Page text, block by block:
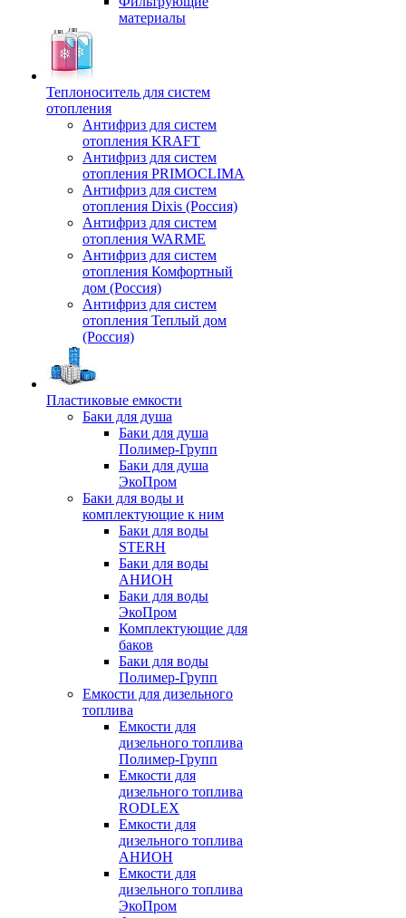
материалы
Теплоноситель для систем
отопления
Антифриз для систем
отопления KRAFT
Антифриз для систем
отопления PRIMOCLIMA
Антифриз для систем
отопления Dixis (Россия)
Антифриз для систем
отопления WARME
Антифриз для систем
отопления Комфортный
дом (Россия)
Антифриз для систем
отопления Теплый дом
(Россия)
Пластиковые емкости
Баки для душа
Баки для душа
Полимер-Групп
Баки для душа
ЭкоПром
Баки для воды и
комплектующие к ним
Баки для воды
STERH
Баки для воды
АНИОН
Баки для воды
ЭкоПром
Комплектующие для
баков
Баки для воды
Полимер-Групп
Емкости для дизельного
топлива
Емкости для
дизельного топлива
Полимер-Групп
Емкости для
дизельного топлива
RODLEX
Емкости для
дизельного топлива
АНИОН
Емкости для
дизельного топлива
ЭкоПром